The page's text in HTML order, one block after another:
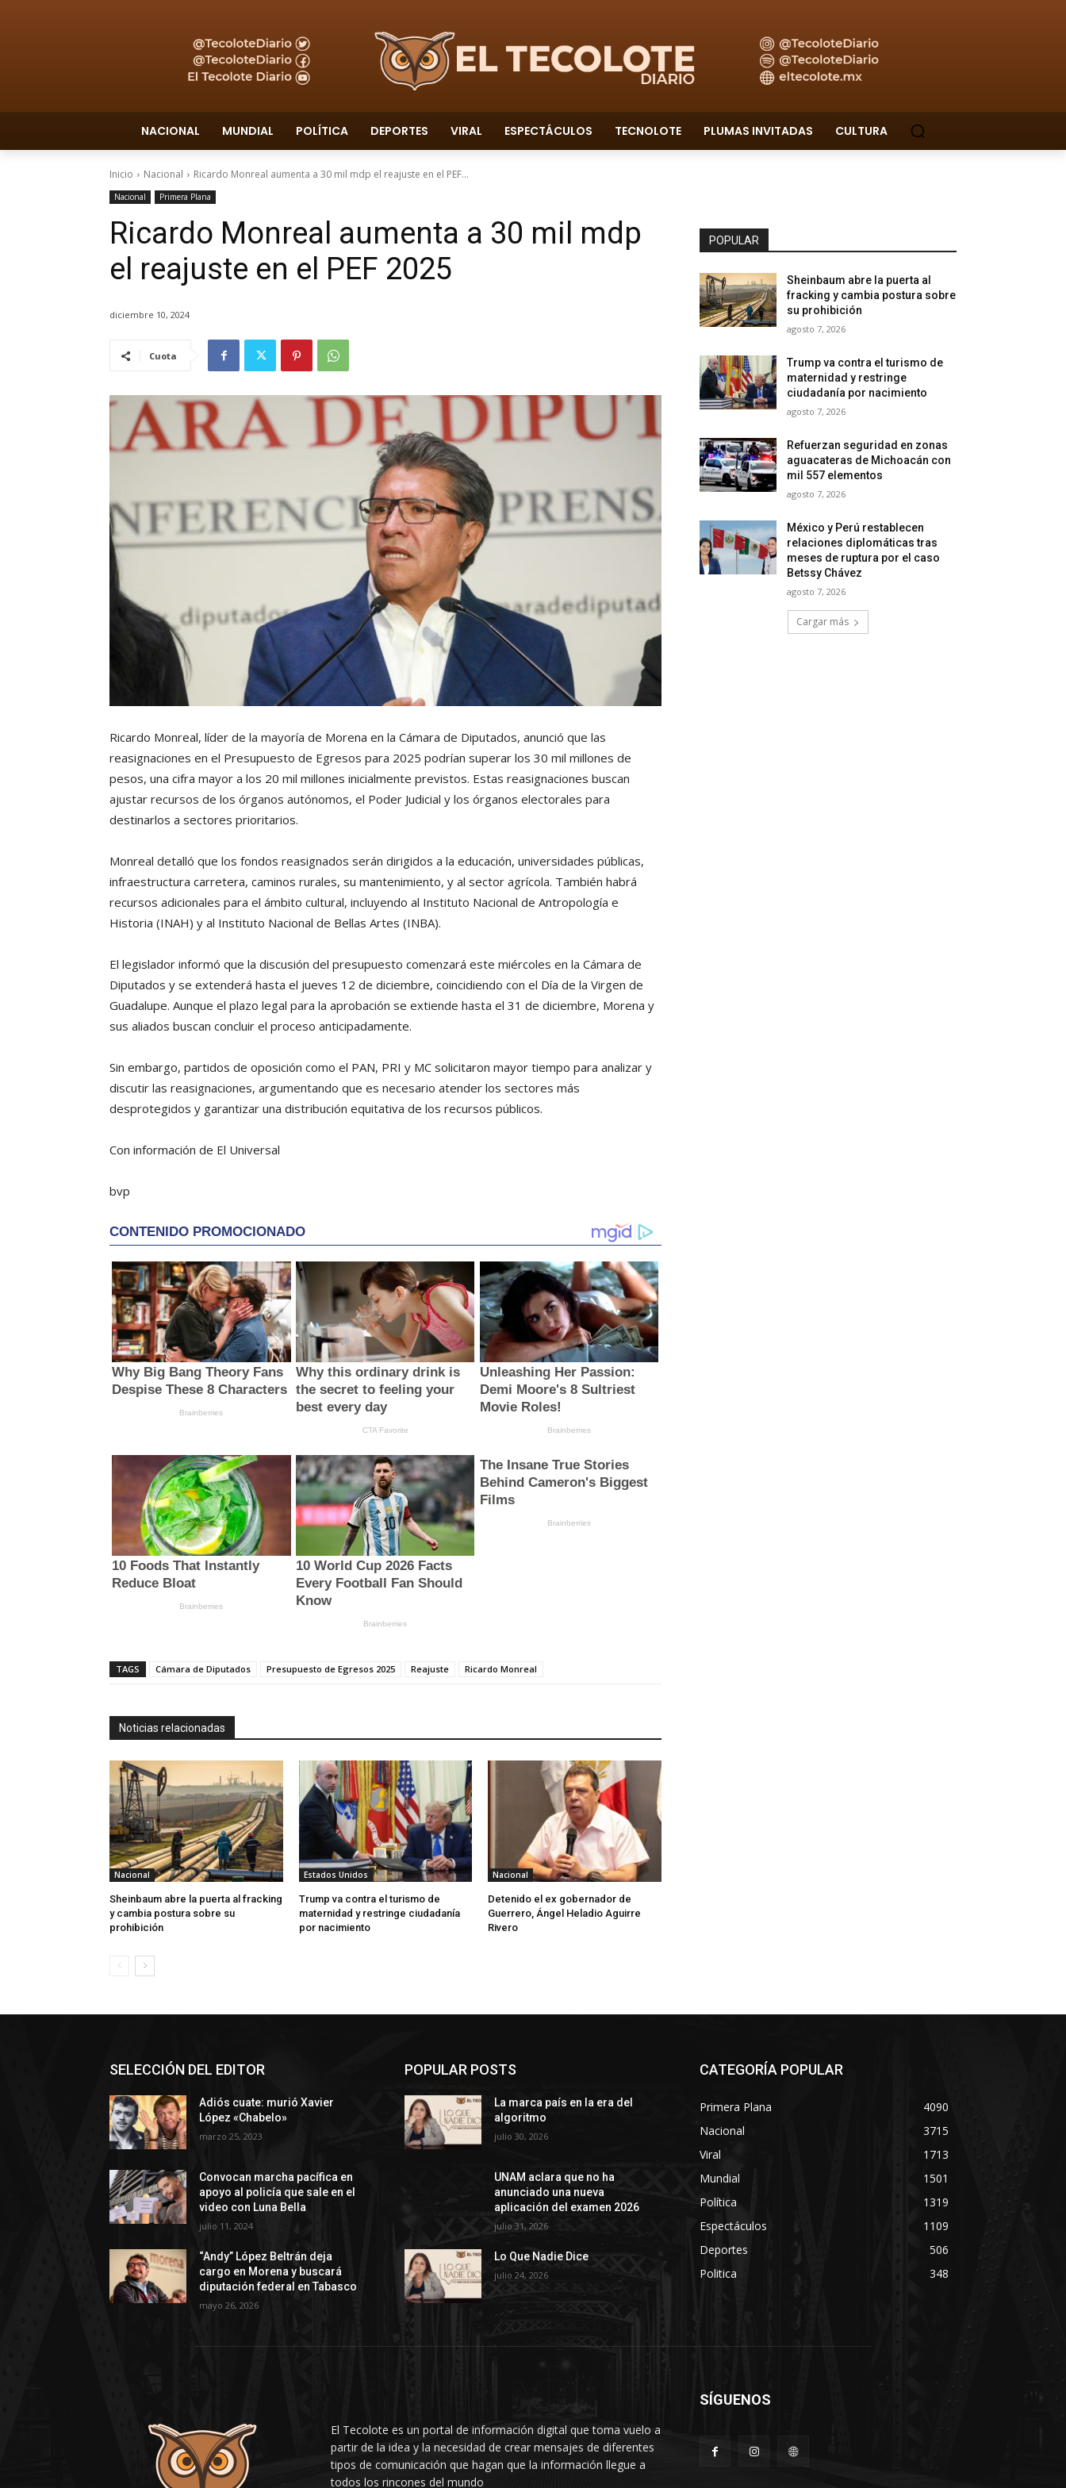
NACIONAL MUNDIAL POLÍTICA DEPORTES VIRAL ESPECTÁCULOS TECNOLOTE PLUMAS INVITADAS CULTURA
Inicio Nacional Ricardo Monreal aumenta a 30 mil mdp el reajuste en el PEF...
Nacional Primera Plana
Ricardo Monreal aumenta a 30 mil mdp
el reajuste en el PEF 2025
diciembre 10, 2024
Cuota
Ricardo Monreal, líder de la mayoría de Morena en la Cámara de Diputados, anunció que las
reasignaciones en el Presupuesto de Egresos para 2025 podrían superar los 30 mil millones de
pesos, una cifra mayor a los 20 mil millones inicialmente previstos. Estas reasignaciones buscan
ajustar recursos de los órganos autónomos, el Poder Judicial y los órganos electorales para
destinarlos a sectores prioritarios.
Monreal detalló que los fondos reasignados serán dirigidos a la educación, universidades públicas,
infraestructura carretera, caminos rurales, su mantenimiento, y al sector agrícola. También habrá
recursos adicionales para el ámbito cultural, incluyendo al Instituto Nacional de Antropología e
Historia (INAH) y al Instituto Nacional de Bellas Artes (INBA).
El legislador informó que la discusión del presupuesto comenzará este miércoles en la Cámara de
Diputados y se extenderá hasta el jueves 12 de diciembre, coincidiendo con el Día de la Virgen de
Guadalupe. Aunque el plazo legal para la aprobación se extiende hasta el 31 de diciembre, Morena y
sus aliados buscan concluir el proceso anticipadamente.
Sin embargo, partidos de oposición como el PAN, PRI y MC solicitaron mayor tiempo para analizar y
discutir las reasignaciones, argumentando que es necesario atender los sectores más
desprotegidos y garantizar una distribución equitativa de los recursos públicos.
Con información de El Universal
bvp
TAGS Cámara de Diputados Presupuesto de Egresos 2025 Reajuste Ricardo Monreal
Noticias relacionadas
Nacional
Sheinbaum abre la puerta al fracking
y cambia postura sobre su
prohibición
Estados Unidos
Trump va contra el turismo de
maternidad y restringe ciudadanía
por nacimiento
Nacional
Detenido el ex gobernador de
Guerrero, Ángel Heladio Aguirre
Rivero
POPULAR
Sheinbaum abre la puerta al
fracking y cambia postura sobre
su prohibición
agosto 7, 2026
Trump va contra el turismo de
maternidad y restringe
ciudadanía por nacimiento
agosto 7, 2026
Refuerzan seguridad en zonas
aguacateras de Michoacán con
mil 557 elementos
agosto 7, 2026
México y Perú restablecen
relaciones diplomáticas tras
meses de ruptura por el caso
Betssy Chávez
agosto 7, 2026
Cargar más
SELECCIÓN DEL EDITOR
Adiós cuate: murió Xavier
López «Chabelo»
marzo 25, 2023
Convocan marcha pacífica en
apoyo al policía que sale en el
video con Luna Bella
julio 11, 2024
“Andy” López Beltrán deja
cargo en Morena y buscará
diputación federal en Tabasco
mayo 26, 2026
POPULAR POSTS
La marca país en la era del
algoritmo
julio 30, 2026
UNAM aclara que no ha
anunciado una nueva
aplicación del examen 2026
julio 31, 2026
Lo Que Nadie Dice
julio 24, 2026
CATEGORÍA POPULAR
Primera Plana
4090
Nacional
3715
Viral
1713
Mundial
1501
Política
1319
Espectáculos
1109
Deportes
506
Politica
348
El Tecolote es un portal de información digital que toma vuelo a
partir de la idea y la necesidad de crear mensajes de diferentes
tipos de comunicación que hagan que la información llegue a
todos los rincones del mundo
SÍGUENOS